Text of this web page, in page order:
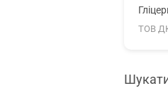
ТОВ